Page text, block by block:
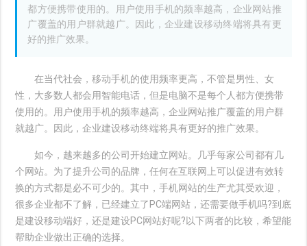
都方便携带使用的。用户使用手机的频率越高，企业网站推
广覆盖的用户群就越广。因此，企业建设移动终端将具有更
好的推广效果。
在当代社会，移动手机的使用频率更高，不管是男性、女
性，大多数人都会用智能电话，但是电脑不是每个人都方便携带
使用的。用户使用手机的频率越高，企业网站推广覆盖的用户群
就越广。因此，企业建设移动终端将具有更好的推广效果。
如今，越来越多的公司开始建立网站。几乎每家公司都有几
个网站。为了提升公司的品牌，任何在互联网上可以促进有效转
换的方式都是必不可少的。其中，手机网站的生产尤其受欢迎，
很多企业都不了解，已经建立了PC端网站，还需要做手机吗?到底
是建设移动端好，还是建设PC网站好呢?以下两者的比较，希望能
帮助企业做出正确的选择。